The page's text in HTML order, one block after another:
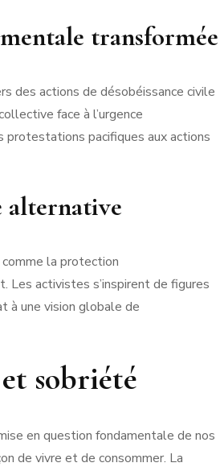
transformée
des actions de désobéissance civile
face à l’urgence
pacifiques aux actions
alternative
la protection
Les activistes s’inspirent de figures
à une vision globale de
sobriété
en question fondamentale de nos
de vivre et de consommer. La